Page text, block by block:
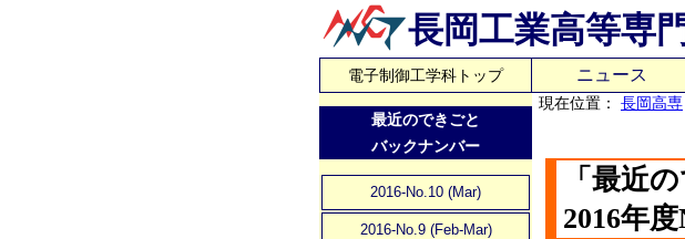
長岡工業高等専
電子制御工学科トップ
最近のできごと
バックナンバー
2016-No.10 (Mar)
2016-No.9 (Feb-Mar)
ニュース
現在位置： 長岡高専
「最近
2016年度